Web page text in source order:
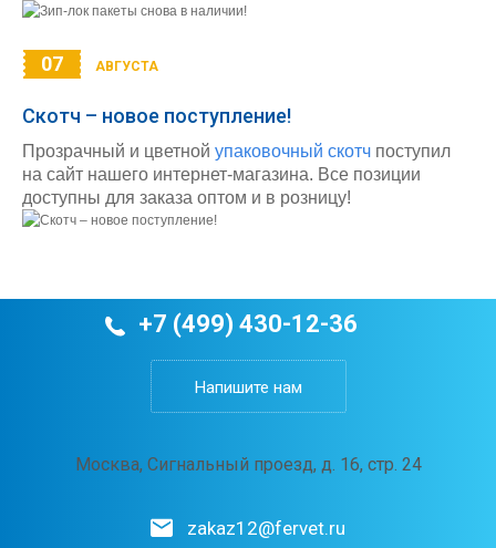
07 АВГУСТА
Скотч – новое поступление!
Прозрачный и цветной упаковочный скотч поступил
на сайт нашего интернет-магазина. Все позиции
доступны для заказа оптом и в розницу!
+7 (499) 430-12-36
Напишите нам
Москва, Сигнальный проезд, д. 16, стр. 24
zakaz12@fervet.ru